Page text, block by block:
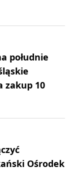
południe
zakup 10
Ośrodek